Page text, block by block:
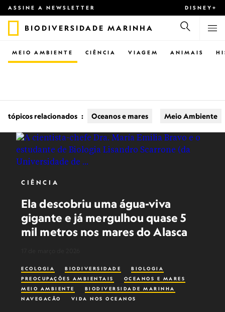
ASSINE A NEWSLETTER DISNEY+
BIODIVERSIDADE MARINHA
CIÊNCIA VIAGEM ANIMAIS
MEIO AMBIENTE
tópicos relacionados : Oceanos e mares Meio Ambiente
CIÊNCIA
Ela descobriu uma água-viva
gigante e já mergulhou quase 5
mil metros nos mares do Alasca
ECOLOGIA BIODIVERSIDADE
BIOLOGIA
PREOCUPAÇÕES AMBIENTAIS
OCEANOS E MARES
MEIO AMBIENTE
BIODIVERSIDADE MARINHA
NAVEGAÇÃO
VIDA NOS OCEANOS